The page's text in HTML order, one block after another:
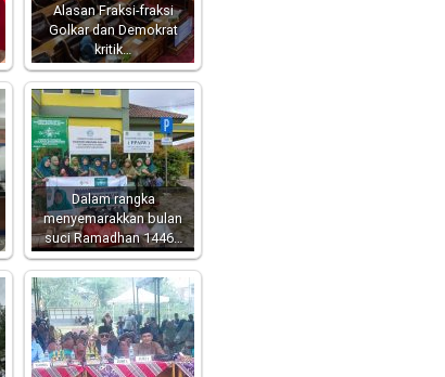
Alasan Fraksi-fraksi
Golkar dan Demokrat
kritik…
Dalam rangka
menyemarakkan bulan
suci Ramadhan 1446…